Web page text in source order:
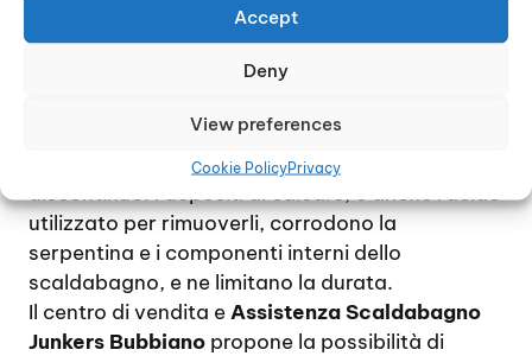
Accept
Deny
View preferences
Cookie PolicyPrivacy
La pulizia dello scaldabagno e il trattamento di
decalcificazione sono indicati almeno una volta
dispositivo inizi a dare segni di intasamento, con
un flusso di acqua calda ridotto, irregolare o
discontinuo. I depositi di calcare, e anche l’acido
utilizzato per rimuoverli, corrodono la
serpentina e i componenti interni dello
scaldabagno, e ne limitano la durata.
Il centro di vendita eAssistenza Scaldabagno
Junkers Bubbiano propone la possibilità di